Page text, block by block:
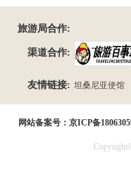
旅游局合作:
渠道合作:
友情链接: 坦桑尼亚使馆
网站备案号： 京ICP备